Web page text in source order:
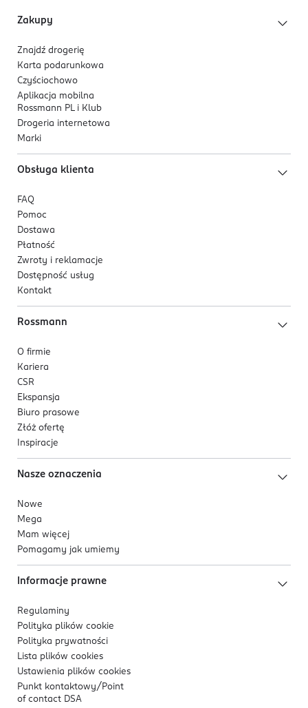
Zakupy
Znajdź drogerię
Karta podarunkowa
Czyściochowo
Aplikacja mobilna
Rossmann PL i Klub
Drogeria internetowa
Marki
Obsługa klienta
FAQ
Pomoc
Dostawa
Płatność
Zwroty i reklamacje
Dostępność usług
Kontakt
Rossmann
O firmie
Kariera
CSR
Ekspansja
Biuro prasowe
Złóż ofertę
Inspiracje
Nasze oznaczenia
Nowe
Mega
Mam więcej
Pomagamy jak umiemy
Informacje prawne
Regulaminy
Polityka plików cookie
Polityka prywatności
Lista plików cookies
Ustawienia plików cookies
Punkt kontaktowy/ Point
of contact DSA